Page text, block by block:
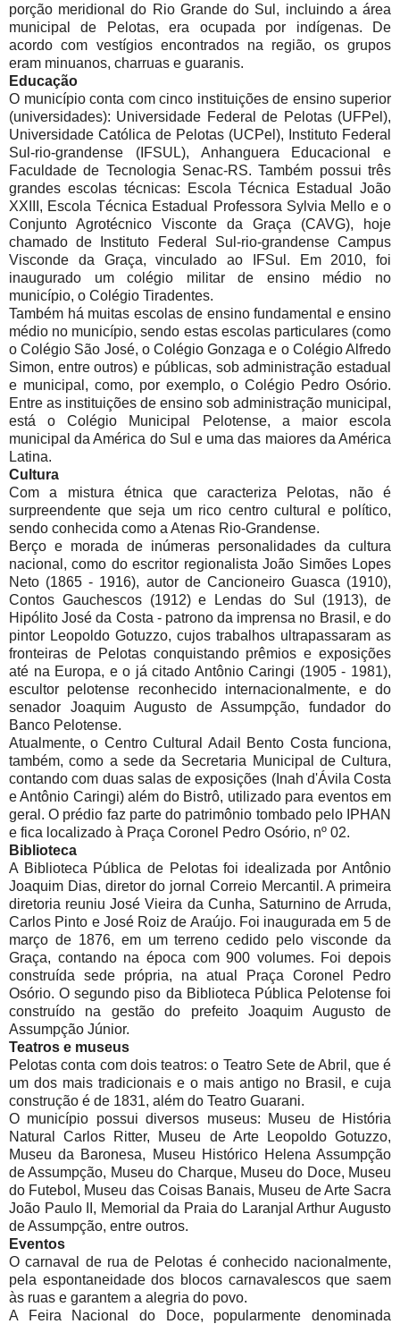
porção meridional do Rio Grande do Sul, incluindo a área
municipal de Pelotas, era ocupada por indígenas. De
acordo com vestígios encontrados na região, os grupos
eram minuanos, charruas e guaranis.
Educação
O município conta com cinco instituições de ensino superior
(universidades): Universidade Federal de Pelotas (UFPel),
Universidade Católica de Pelotas (UCPel), Instituto Federal
Sul-rio-grandense (IFSUL), Anhanguera Educacional e
Faculdade de Tecnologia Senac-RS. Também possui três
grandes escolas técnicas: Escola Técnica Estadual João
XXIII, Escola Técnica Estadual Professora Sylvia Mello e o
Conjunto Agrotécnico Visconte da Graça (CAVG), hoje
chamado de Instituto Federal Sul-rio-grandense Campus
Visconde da Graça, vinculado ao IFSul. Em 2010, foi
inaugurado um colégio militar de ensino médio no
município, o Colégio Tiradentes.
Também há muitas escolas de ensino fundamental e ensino
médio no município, sendo estas escolas particulares (como
o Colégio São José, o Colégio Gonzaga e o Colégio Alfredo
Simon, entre outros) e públicas, sob administração estadual
e municipal, como, por exemplo, o Colégio Pedro Osório.
Entre as instituições de ensino sob administração municipal,
está o Colégio Municipal Pelotense, a maior escola
municipal da América do Sul e uma das maiores da América
Latina.
Cultura
Com a mistura étnica que caracteriza Pelotas, não é
surpreendente que seja um rico centro cultural e político,
sendo conhecida como a Atenas Rio-Grandense.
Berço e morada de inúmeras personalidades da cultura
nacional, como do escritor regionalista João Simões Lopes
Neto (1865 - 1916), autor de Cancioneiro Guasca (1910),
Contos Gauchescos (1912) e Lendas do Sul (1913), de
Hipólito José da Costa - patrono da imprensa no Brasil, e do
pintor Leopoldo Gotuzzo, cujos trabalhos ultrapassaram as
fronteiras de Pelotas conquistando prêmios e exposições
até na Europa, e o já citado Antônio Caringi (1905 - 1981),
escultor pelotense reconhecido internacionalmente, e do
senador Joaquim Augusto de Assumpção, fundador do
Banco Pelotense.
Atualmente, o Centro Cultural Adail Bento Costa funciona,
também, como a sede da Secretaria Municipal de Cultura,
contando com duas salas de exposições (Inah d'Ávila Costa
e Antônio Caringi) além do Bistrô, utilizado para eventos em
geral. O prédio faz parte do patrimônio tombado pelo IPHAN
e fica localizado à Praça Coronel Pedro Osório, nº 02.
Biblioteca
A Biblioteca Pública de Pelotas foi idealizada por Antônio
Joaquim Dias, diretor do jornal Correio Mercantil. A primeira
diretoria reuniu José Vieira da Cunha, Saturnino de Arruda,
Carlos Pinto e José Roiz de Araújo. Foi inaugurada em 5 de
março de 1876, em um terreno cedido pelo visconde da
Graça, contando na época com 900 volumes. Foi depois
construída sede própria, na atual Praça Coronel Pedro
Osório. O segundo piso da Biblioteca Pública Pelotense foi
construído na gestão do prefeito Joaquim Augusto de
Assumpção Júnior.
Teatros e museus
Pelotas conta com dois teatros: o Teatro Sete de Abril, que é
um dos mais tradicionais e o mais antigo no Brasil, e cuja
construção é de 1831, além do Teatro Guarani.
O município possui diversos museus: Museu de História
Natural Carlos Ritter, Museu de Arte Leopoldo Gotuzzo,
Museu da Baronesa, Museu Histórico Helena Assumpção
de Assumpção, Museu do Charque, Museu do Doce, Museu
do Futebol, Museu das Coisas Banais, Museu de Arte Sacra
João Paulo II, Memorial da Praia do Laranjal Arthur Augusto
de Assumpção, entre outros.
Eventos
O carnaval de rua de Pelotas é conhecido nacionalmente,
pela espontaneidade dos blocos carnavalescos que saem
às ruas e garantem a alegria do povo.
A Feira Nacional do Doce, popularmente denominada